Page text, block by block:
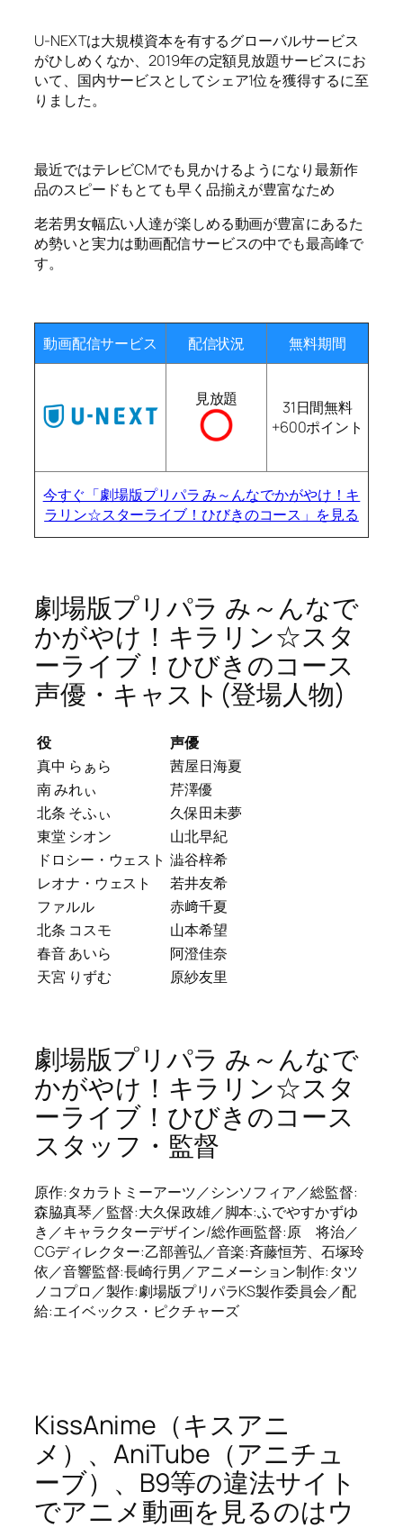
U-NEXTは大規模資本を有するグローバルサービス
がひしめくなか、2019年の定額見放題サービスにお
いて、国内サービスとしてシェア1位を獲得するに至
りました。
最近ではテレビCMでも見かけるようになり最新作
品のスピードもとても早く品揃えが豊富なため
老若男女幅広い人達が楽しめる動画が豊富にあるた
め勢いと実力は動画配信サービスの中でも最高峰で
す。
動画配信サービス 配信状況 無料期間
見放題
31日間無料
+600ポイント
今すぐ「劇場版プリパラ み～んなでかがやけ！キ
ラリン☆スターライブ！ひびきのコース」を見る
劇場版プリパラ み～んなで
かがやけ！キラリン☆スタ
ーライブ！ひびきのコース
声優・キャスト(登場人物)
役
声優
真中 らぁら
茜屋日海夏
南 みれぃ
芹澤優
北条 そふぃ
久保田未夢
東堂 シオン
山北早紀
ドロシー・ウェスト 澁谷梓希
レオナ・ウェスト
若井友希
ファルル
赤﨑千夏
北条 コスモ
山本希望
春音 あいら
阿澄佳奈
天宮 りずむ
原紗友里
劇場版プリパラ み～んなで
かがやけ！キラリン☆スタ
ーライブ！ひびきのコース
スタッフ・監督
原作:タカラトミーアーツ／シンソフィア／総監督:
森脇真琴／監督:大久保政雄／脚本:ふでやすかずゆ
き／キャラクターデザイン/総作画監督:原 将治／
CGディレクター:乙部善弘／音楽:斉藤恒芳、石塚玲
依／音響監督:長崎行男／アニメーション制作:タツ
ノコプロ／製作:劇場版プリパラKS製作委員会／配
給:エイベックス・ピクチャーズ
KissAnime（キスアニ
メ）、AniTube（アニチュ
ーブ）、B9等の違法サイト
でアニメ動画を見るのはウ